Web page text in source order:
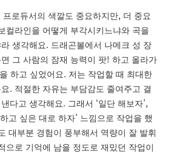
프로듀서의 색깔도 중요하지만, 더 중요
컬라인을 어떻게 부각시키느냐와 곡을
생각해요 . 드래곤볼에서 나메크 성 장
그 사람의 잠재 능력이 팟! 하고 올라가
하고 싶었어요 . 저는 작업할 때 최대한
. 적절한 자유는 부담감도 줄여주고 결
다고 생각해요 . 그래서 ‘일단 해보자’,
고 싶은 대로 하자’ 느낌으로 작업을 했
대부분 경험이 풍부해서 역량이 잘 발휘
으로 기억에 남을 정도로 재밌던 작업이